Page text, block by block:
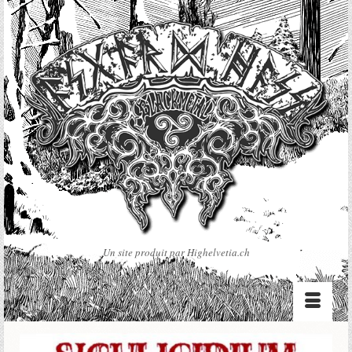
Un site produit par Highelvetia.ch